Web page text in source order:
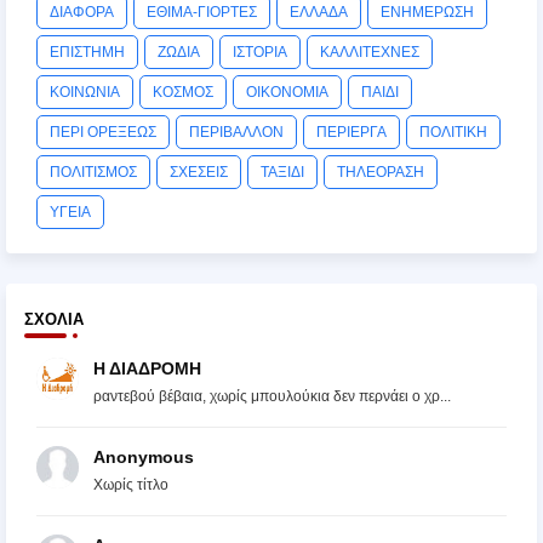
ΔΙΑΦΟΡΑ ΕΘΙΜΑ-ΓΙΟΡΤΕΣ ΕΛΛΑΔΑ ΕΝΗΜΕΡΩΣΗ
ΕΠΙΣΤΗΜΗ ΖΩΔΙΑ ΙΣΤΟΡΙΑ ΚΑΛΛΙΤΕΧΝΕΣ
ΚΟΙΝΩΝΙΑ ΚΟΣΜΟΣ ΟΙΚΟΝΟΜΙΑ ΠΑΙΔΙ
ΠΕΡΙ ΟΡΕΞΕΩΣ ΠΕΡΙΒΑΛΛΟΝ ΠΕΡΙΕΡΓΑ ΠΟΛΙΤΙΚΗ
ΠΟΛΙΤΙΣΜΟΣ ΣΧΕΣΕΙΣ ΤΑΞΙΔΙ ΤΗΛΕΟΡΑΣΗ
ΥΓΕΙΑ
ΣΧΌΛΙΑ
Η ΔΙΑΔΡΟΜΗ
ραντεβού βέβαια, χωρίς μπουλούκια δεν περνάει ο χρ...
Anonymous
Χωρίς τίτλο